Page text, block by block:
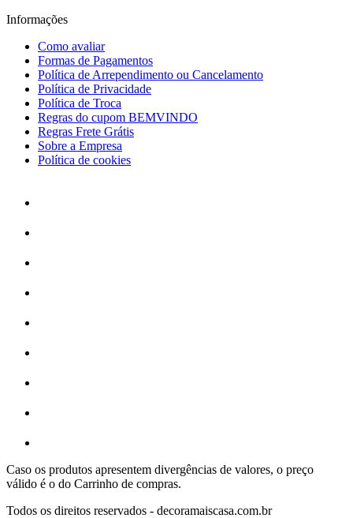
Informações
Como avaliar
Formas de Pagamentos
Política de Arrependimento ou Cancelamento
Política de Privacidade
Política de Troca
Regras do cupom BEMVINDO
Regras Frete Grátis
Sobre a Empresa
Política de cookies
Caso os produtos apresentem divergências de valores, o preço
válido é o do Carrinho de compras.
Todos os direitos reservados - decoramaiscasa.com.br